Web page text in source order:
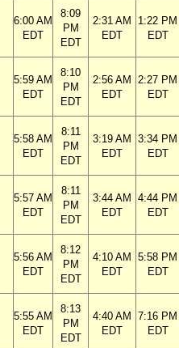
6:00 AM
EDT
8:09
PM
EDT
2:31 AM
EDT
1:22 PM
EDT
5:59 AM
EDT
8:10
PM
EDT
2:56 AM
EDT
2:27 PM
EDT
5:58 AM
EDT
8:11
PM
EDT
3:19 AM
EDT
3:34 PM
EDT
5:57 AM
EDT
8:11
PM
EDT
3:44 AM
EDT
4:44 PM
EDT
5:56 AM
EDT
8:12
PM
EDT
4:10 AM
EDT
5:58 PM
EDT
5:55 AM
EDT
8:13
PM
EDT
4:40 AM
EDT
7:16 PM
EDT